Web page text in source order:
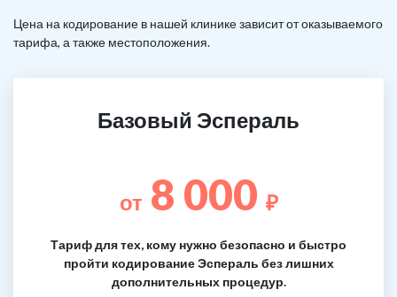
Цена на кодирование в нашей клинике зависит от оказываемого
тарифа, а также местоположения.
Базовый Эспераль
от 8 000 ₽
Тариф для тех, кому нужно безопасно и быстро
пройти кодирование Эспераль без лишних
дополнительных процедур.